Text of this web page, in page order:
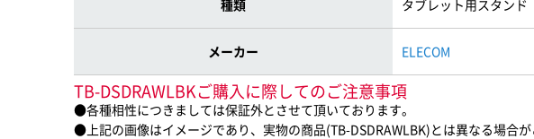
種類 タブレット用スタンド
メーカー ELECOM
TB-DSDRAWLBKご購入に際してのご注意事項
●各種相性につきましては保証外とさせて頂いております。
●上記の画像はイメージであり、実物の商品(TB-DSDRAWLBK)とは異なる場合が